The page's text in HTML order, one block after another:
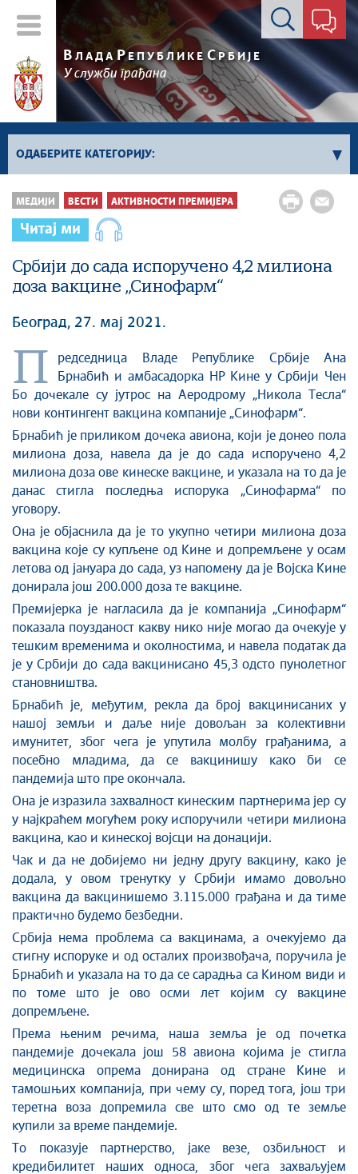
Контакт форма
В ЛАДА РЕПУБЛИКЕ СРБИЈЕ
У служби грађана
ОДАБЕРИТЕ КАТЕГОРИЈУ:
Влада Србије
Активности премијера
Активности потпредседника
Активности Владе
Косово и Метохија
Политика
Стоп корупцији
Култура и вера
Спорт
Интервјуи
Линкови
Издвојене теме
COVID-19 - архива
МЕДИЈИ ВЕСТИ АКТИВНОСТИ ПРЕМИЈЕРА
Читај ми
Србији до сада испоручено 4,2 милиона
доза вакцине „Синофарм“
Београд, 27. мај 2021.
П
редседница Владе Републике Србије Ана
Брнабић и амбасадорка НР Кине у Србији Чен
Бо дочекале су јутрос на Аеродрому „Никола Тесла“
нови контингент вакцина компаније „Синофарм“.
Брнабић је приликом дочека авиона, који је донео пола
милиона доза, навела да је до сада испоручено 4,2
милиона доза ове кинеске вакцине, и указала на то да је
данас стигла последња испорука „Синофарма“ по
уговору.
Она је објаснила да је то укупно четири милиона доза
вакцина које су купљене од Кине и допремљене у осам
летова од јануара до сада, уз напомену да је Војска Кине
донирала још 200.000 доза те вакцине.
Премијерка је нагласила да је компанија „Синофарм“
показала поузданост какву нико није могао да очекује у
тешким временима и околностима, и навела податак да
је у Србији до сада вакцинисано 45,3 одсто пунолетног
становништва.
Брнабић је, међутим, рекла да број вакцинисаних у
нашој земљи и даље није довољан за колективни
имунитет, због чега је упутила молбу грађанима, а
посебно младима, да се вакцинишу како би се
пандемија што пре окончала.
Она је изразила захвалност кинеским партнерима јер су
у најкраћем могућем року испоручили четири милиона
вакцина, као и кинеској војсци на донацији.
Чак и да не добијемо ни једну другу вакцину, како је
додала, у овом тренутку у Србији имамо довољно
вакцина да вакцинишемо 3.115.000 грађана и да тиме
практично будемо безбедни.
Србија нема проблема са вакцинама, а очекујемо да
стигну испоруке и од осталих произвођача, поручила је
Брнабић и указала на то да се сарадња са Кином види и
по томе што је ово осми лет којим су вакцине
допремљене.
Према њеним речима, наша земља је од почетка
пандемије дочекала још 58 авиона којима је стигла
медицинска опрема донирана од стране Кине и
тамошњих компанија, при чему су, поред тога, још три
теретна воза допремила све што смо од те земље
купили за време пандемије.
То показује партнерство, јаке везе, озбиљност и
кредибилитет наших односа, због чега захваљујем